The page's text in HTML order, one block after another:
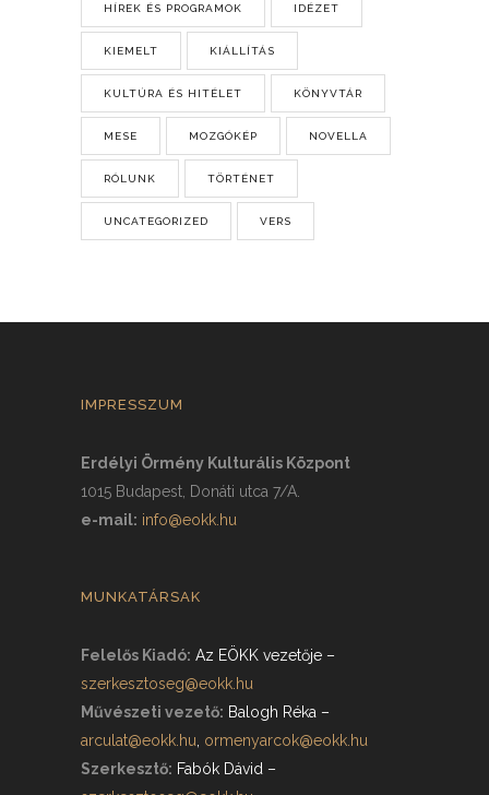
HÍREK ÉS PROGRAMOK IDÉZET
KIEMELT KIÁLLÍTÁS
KULTÚRA ÉS HITÉLET KÖNYVTÁR
MESE MOZGÓKÉP NOVELLA
RÓLUNK TÖRTÉNET
UNCATEGORIZED VERS
IMPRESSZUM
Erdélyi Örmény Kulturális Központ
1015 Budapest, Donáti utca 7/A.
e-mail: info@eokk.hu
MUNKATÁRSAK
Felelős Kiadó: Az EÖKK vezetője –
szerkesztoseg@eokk.hu
Művészeti vezető: Balogh Réka –
arculat@eokk.hu ormenyarcok@eokk.hu
Szerkesztő: Fabók Dávid –